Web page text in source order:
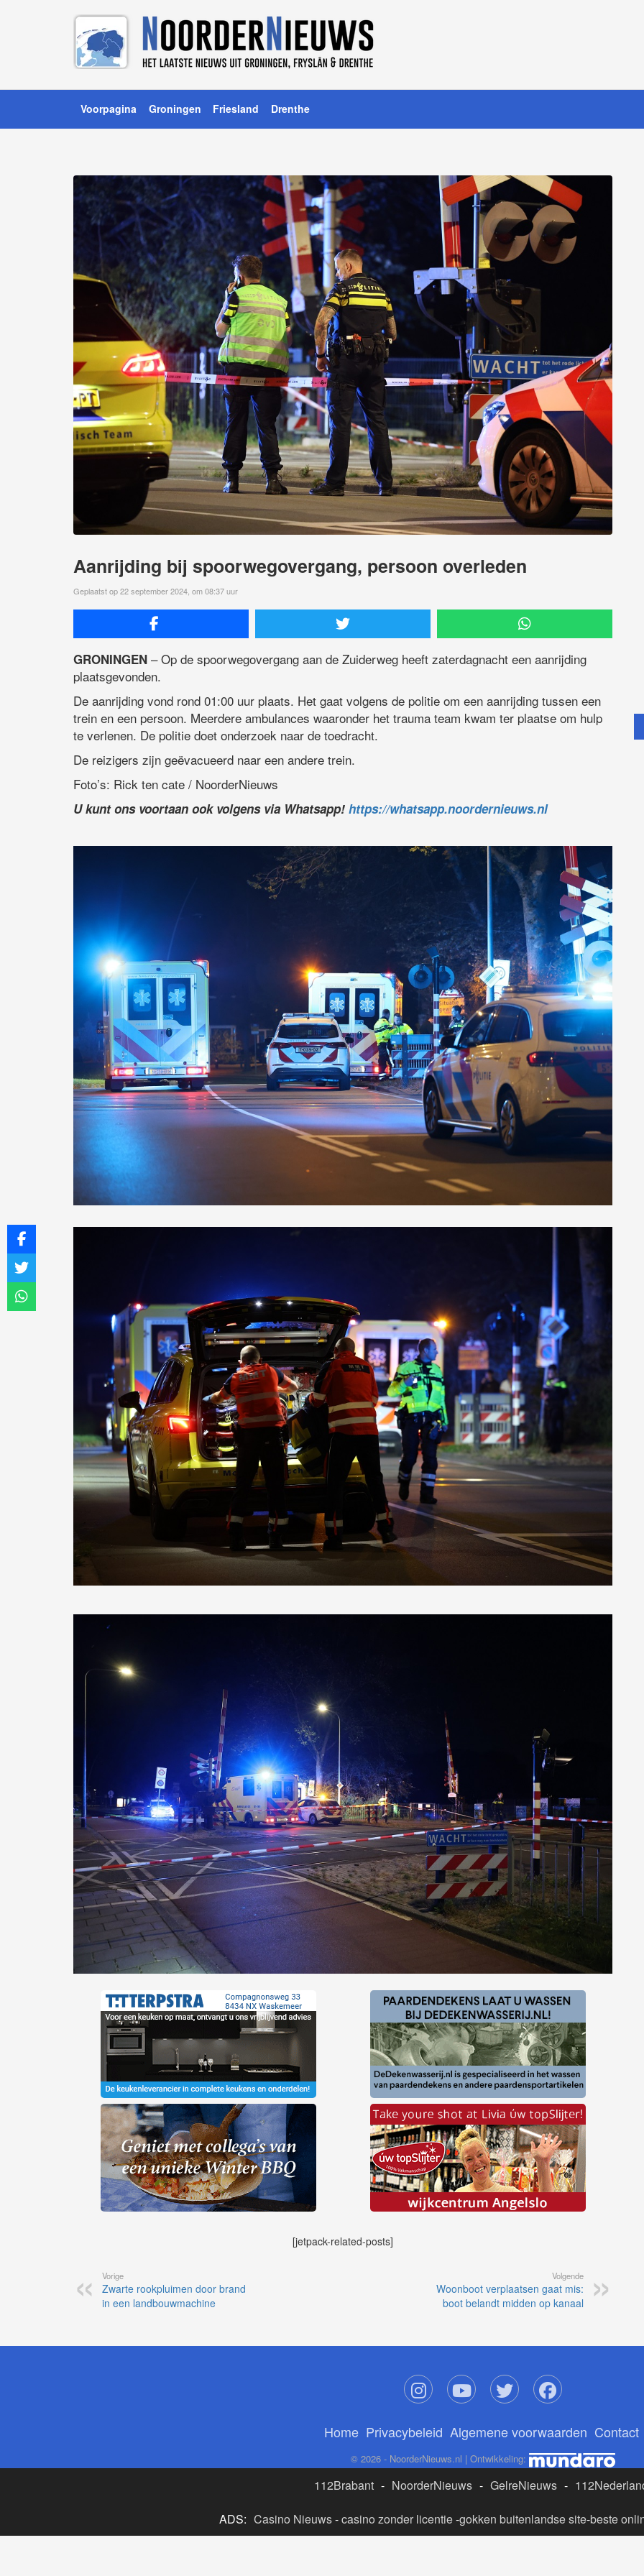
Voorpagina Groningen Friesland Drenthe
Aanrijding bij spoorwegovergang, persoon overleden
Geplaatst op 22 september 2024, om 08:37 uur
GRONINGEN – Op de spoorwegovergang aan de Zuiderweg heeft zaterdagnacht een aanrijding
plaatsgevonden.
De aanrijding vond rond 01:00 uur plaats. Het gaat volgens de politie om een aanrijding tussen een
trein en een persoon. Meerdere ambulances waaronder het trauma team kwam ter plaatse om hulp
te verlenen. De politie doet onderzoek naar de toedracht.
De reizigers zijn geëvacueerd naar een andere trein.
Foto’s: Rick ten cate / NoorderNieuws
U kunt ons voortaan ook volgens via Whatsapp! https://whatsapp.noordernieuws.nl
[jetpack-related-posts]
Vorige
Zwarte rookpluimen door brand
in een landbouwmachine
Volgende
Woonboot verplaatsen gaat mis:
boot belandt midden op kanaal
Home Privacybeleid Algemene voorwaarden Contact
© 2026 - NoorderNieuws.nl | Ontwikkeling:
112Brabant - NoorderNieuws - GelreNieuws -
ADS: Casino Nieuws-casino zonder licentie-gokken buitenlandse site-beste